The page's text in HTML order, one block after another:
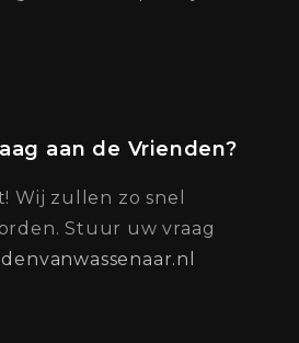
aan de Vrienden?
Wij zullen zo snel
Stuur uw vraag